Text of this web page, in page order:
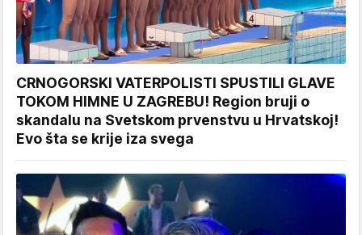
CRNOGORSKI VATERPOLISTI SPUSTILI GLAVE
TOKOM HIMNE U ZAGREBU! Region bruji o
skandalu na Svetskom prvenstvu u Hrvatskoj!
Evo šta se krije iza svega